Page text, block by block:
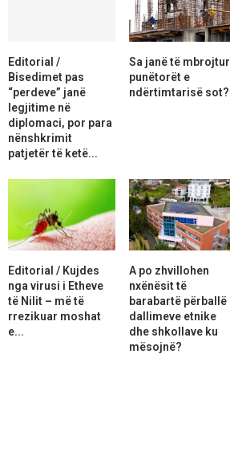
Editorial /
Bisedimet pas
“perdeve” janë
legjitime në
diplomaci, por para
nënshkrimit
patjetër të ketë...
Sa janë të mbrojtur
punëtorët e
ndërtimtarisë sot?
Editorial / Kujdes
nga virusi i Etheve
të Nilit – më të
rrezikuar moshat
e...
A po zhvillohen
nxënësit të
barabartë përballë
dallimeve etnike
dhe shkollave ku
mësojnë?